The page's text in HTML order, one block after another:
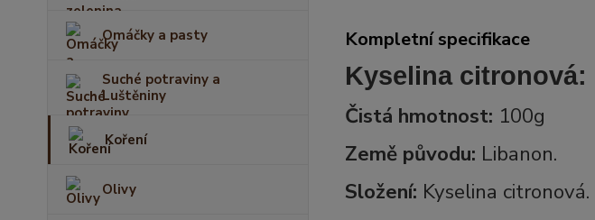
Omáčky a pasty
Suché potraviny a
Luštěniny
Koření
Olivy
Kompletní specifikace
Kyselina citronová:
Čistá hmotnost: 100g
Země původu: Libanon.
Složení: Kyselina citronová.